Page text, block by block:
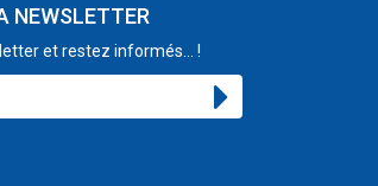
NEWSLETTER
et restez informés... !